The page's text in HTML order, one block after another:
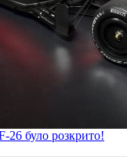
26 було розкрито!